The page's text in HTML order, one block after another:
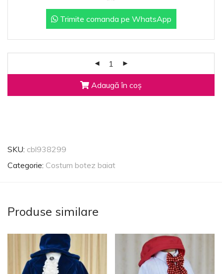
Trimite comanda pe WhatsApp
Adaugă în coș
SKU: cbl938299
Categorie: Costum botez baiat
Produse similare